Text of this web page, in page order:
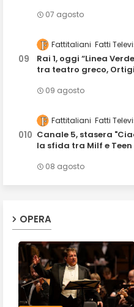
07 agosto
Fattitaliani Fatti
Rai 1, oggi “Linea
tra teatro greco,
09 agosto
Fattitaliani Fatti
Canale 5, stasera
la sfida tra Milf e Teen
08 agosto
OPERA